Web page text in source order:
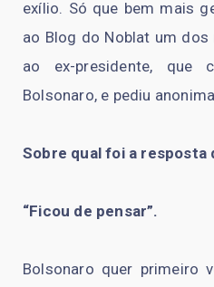
exílio. Só que bem mais
ao Blog do Noblat um
ao ex-presidente, que
Bolsonaro, e pediu
Sobre qual foi a resposta
“Ficou de pensar”.
Bolsonaro quer primeiro